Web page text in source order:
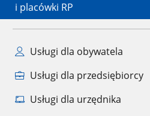
i placówki RP
Usługi dla obywatela
Usługi dla przedsiębiorcy
Usługi dla urzędnika